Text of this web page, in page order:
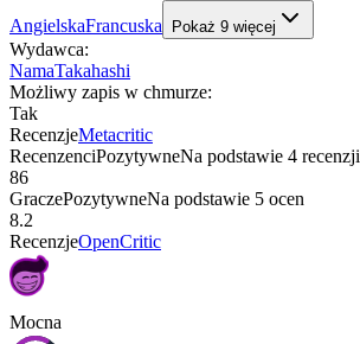
AngielskaFrancuska Pokaż 9 więcej
Wydawca:
NamaTakahashi
Możliwy zapis w chmurze:
Tak
RecenzjeMetacritic
RecenzenciPozytywneNa podstawie 4 recenzji
86
GraczePozytywneNa podstawie 5 ocen
8.2
RecenzjeOpenCritic
Mocna